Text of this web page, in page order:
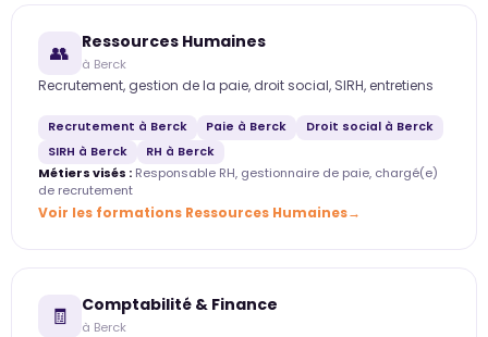
👥 Ressources Humaines
à Berck
Recrutement, gestion de la paie, droit social, SIRH, entretiens
Recrutement à Berck Paie à Berck
Droit social à Berck
SIRH à Berck
RH à Berck
Métiers visés : Responsable RH, gestionnaire de paie, chargé(e)
de recrutement
Voir les formations Ressources Humaines
🧾 Comptabilité & Finance
à Berck